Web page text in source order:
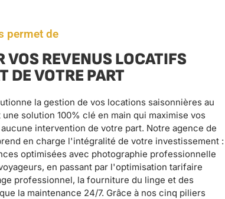
permet de
VOS REVENUS LOCATIFS
DE VOTRE PART
la gestion de vos locations saisonnières au
solution 100% clé en main qui maximise vos
intervention de votre part. Notre agence de
en charge l'intégralité de votre investissement :
optimisées avec photographie professionnelle
en passant par l'optimisation tarifaire
professionnel, la fourniture du linge et des
la maintenance 24/7. Grâce à nos cinq piliers